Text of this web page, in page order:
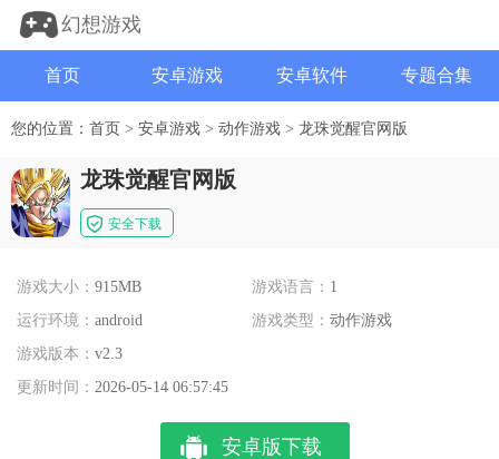
幻想游戏
首页 安卓游戏 安卓软件 专题合集
您的位置： 首页 > 安卓游戏 > 动作游戏 > 龙珠觉醒官网版
龙珠觉醒官网版
安全下载
游戏大小： 915MB 游戏语言： 1
运行环境： android 游戏类型：动作游戏
游戏版本： v2.3
更新时间： 2026-05-14 06:57:45
安卓版下载